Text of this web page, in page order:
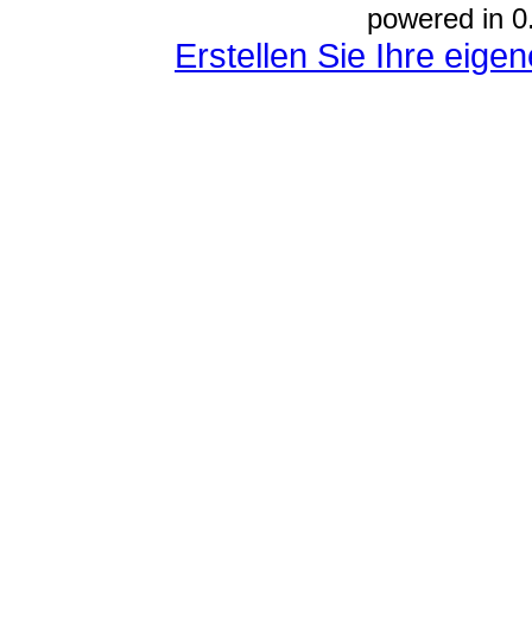
powered in
Erstellen Sie Ihre